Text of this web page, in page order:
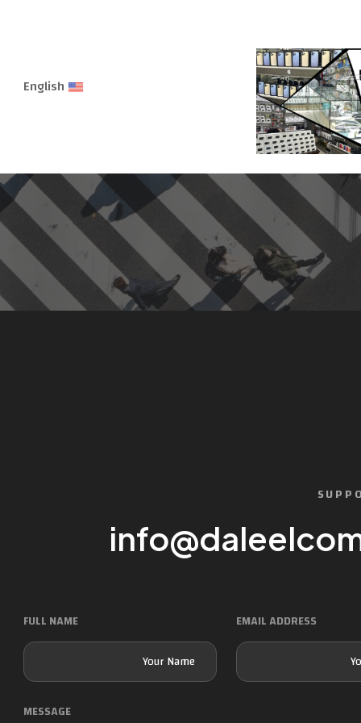
FULL NAME EMAIL ADDRESS
MESSAGE